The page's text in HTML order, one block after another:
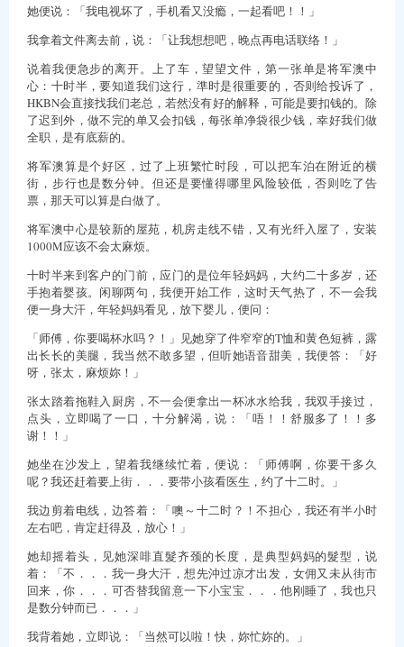
她便说：「我电视坏了，手机看又没瘾，一起看吧！！」
我拿着文件离去前，说：「让我想想吧，晚点再电话联络！」
说着我便急步的离开。上了车，望望文件，第一张单是将军澳中
心：十时半，要知道我们这行，準时是很重要的，否则给投诉了，
HKBN会直接找我们老总，若然没有好的解释，可能是要扣钱的。除
了迟到外，做不完的单又会扣钱，每张单净袋很少钱，幸好我们做
全职，是有底薪的。
将军澳算是个好区，过了上班繁忙时段，可以把车泊在附近的横
街，步行也是数分钟。但还是要懂得哪里风险较低，否则吃了告
票，那天可以算是白做了。
将军澳中心是较新的屋苑，机房走线不错，又有光纤入屋了，安装
1000M应该不会太麻烦。
十时半来到客户的门前，应门的是位年轻妈妈，大约二十多岁，还
手抱着婴孩。闲聊两句，我便开始工作，这时天气热了，不一会我
便一身大汗，年轻妈妈看见，放下婴儿，便问：
「师傅，你要喝杯水吗？！」见她穿了件窄窄的T恤和黄色短裤，露
出长长的美腿，我当然不敢多望，但听她语音甜美，我便答：「好
呀，张太，麻烦妳！」
张太踏着拖鞋入厨房，不一会便拿出一杯冰水给我，我双手接过，
点头，立即喝了一口，十分解渴，说：「唔！！舒服多了！！多
谢！！」
她坐在沙发上，望着我继续忙着，便说：「师傅啊，你要干多久
呢？我还赶着要上街．．．要带小孩看医生，约了十二时。」
我边剪着电线，边答着：「噢～十二时？！不担心，我还有半小时
左右吧，肯定赶得及，放心！」
她却摇着头，见她深啡直髮齐颈的长度，是典型妈妈的髮型，说
着：「不．．．我一身大汗，想先沖过凉才出发，女佣又未从街市
回来，你．．．可否替我留意一下小宝宝．．．他刚睡了，我也只
是数分钟而已．．．」
我背着她，立即说：「当然可以啦！快，妳忙妳的。」